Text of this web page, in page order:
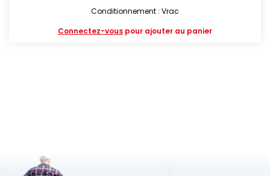
Conditionnement : Vrac
Connectez-vous pour ajouter au panier